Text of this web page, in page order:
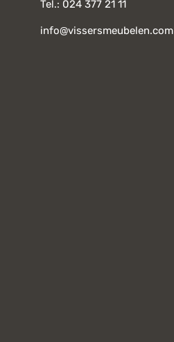
Tel.: 024 377 21 11
info@vissersmeubelen.com